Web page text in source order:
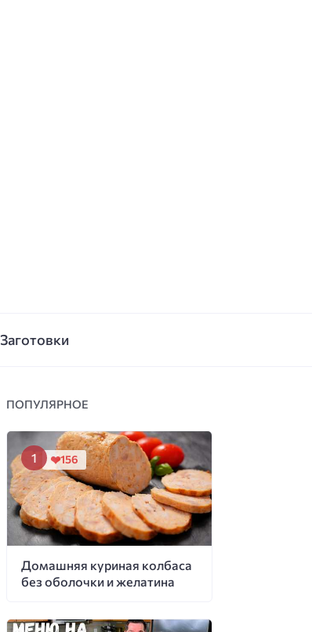
Заготовки
ПОПУЛЯРНОЕ
Домашняя куриная колбаса
без оболочки и желатина
156